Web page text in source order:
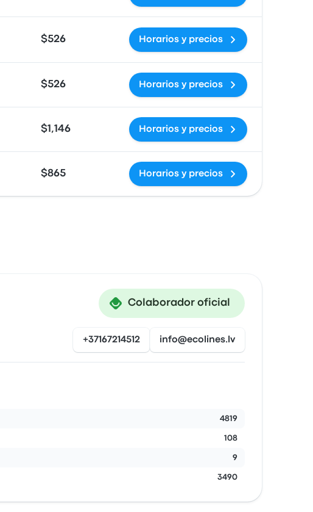
$526 Horarios y precios
$526 Horarios y precios
$1,146 Horarios y precios
$865 Horarios y precios
Colaborador oficial
+37167214512 info@ecolines.lv
4819
108
9
3490